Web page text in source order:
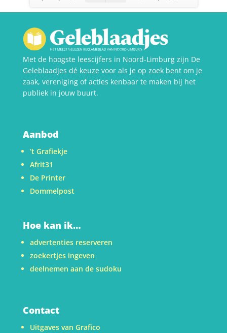
Met de hoogste leescijfers in Noord-Limburg zijn De
Geleblaadjes dé keuze voor als je op zoek bent om je
zaak, vereniging of acties kenbaar te maken bij het
publiek in jouw buurt.
Aanbod
’t Grafiekje
Afrit31
De Printer
Dommelpost
Hoe kan ik…
advertenties reserveren
zoekertjes ingeven
deelnemen aan de sudoku
Contact
Uitgaves van Grafico